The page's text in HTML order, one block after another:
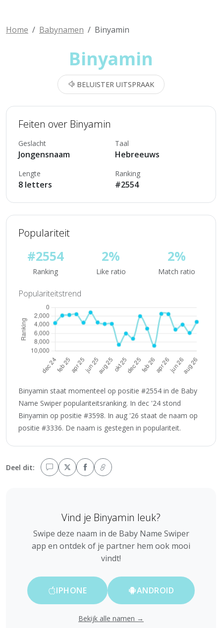
Home Babynamen Binyamin
Binyamin
BELUISTER UITSPRAAK
Feiten over Binyamin
Geslacht
Jongensnaam
Taal
Hebreeuws
Lengte
8 letters
Ranking
#2554
Populariteit
#2554
Ranking
2%
Like ratio
2%
Match ratio
Populariteitstrend
Binyamin staat momenteel op positie #2554 in de Baby
Name Swiper populariteitsranking. In dec '24 stond
Binyamin op positie #3598. In aug '26 staat de naam op
positie #3336. De naam is gestegen in populariteit.
Deel dit:
Vind je Binyamin leuk?
Swipe deze naam in de Baby Name Swiper
app en ontdek of je partner hem ook mooi
vindt!
IPHONE ANDROID
Bekijk alle namen →